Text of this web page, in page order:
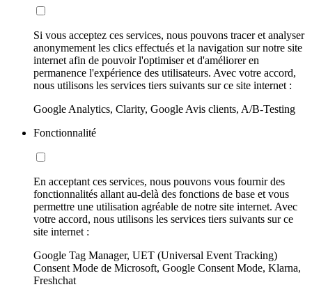
Si vous acceptez ces services, nous pouvons tracer et analyser
anonymement les clics effectués et la navigation sur notre site
internet afin de pouvoir l'optimiser et d'améliorer en
permanence l'expérience des utilisateurs. Avec votre accord,
nous utilisons les services tiers suivants sur ce site internet :
Google Analytics, Clarity, Google Avis clients, A/B-Testing
Fonctionnalité
En acceptant ces services, nous pouvons vous fournir des
fonctionnalités allant au-delà des fonctions de base et vous
permettre une utilisation agréable de notre site internet. Avec
votre accord, nous utilisons les services tiers suivants sur ce
site internet :
Google Tag Manager, UET (Universal Event Tracking)
Consent Mode de Microsoft, Google Consent Mode, Klarna,
Freshchat